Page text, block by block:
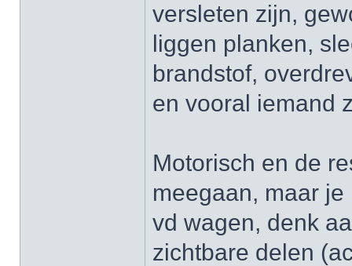
versleten zijn,
liggen planken,
brandstof,
en vooral iemand
Motorisch en de
meegaan, maar
vd wagen, denk
zichtbare delen